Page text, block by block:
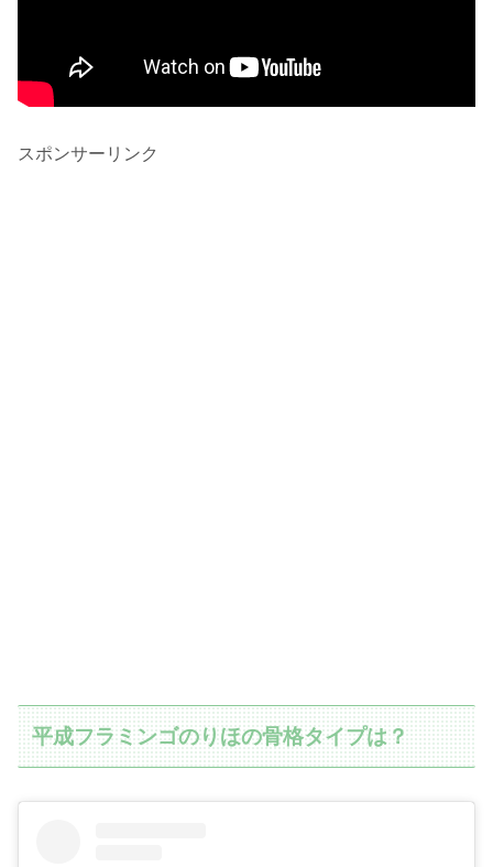
スポンサーリンク
平成フラミンゴのりほの骨格タイプは？